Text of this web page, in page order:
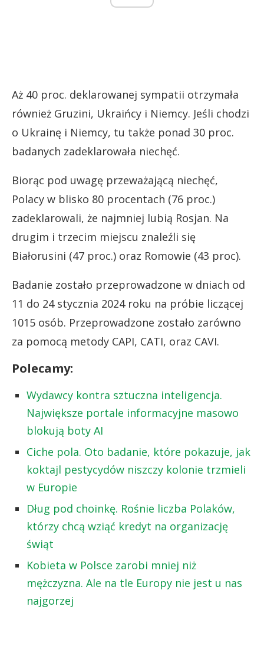
Aż 40 proc. deklarowanej sympatii otrzymała
również Gruzini, Ukraińcy i Niemcy. Jeśli chodzi
o Ukrainę i Niemcy, tu także ponad 30 proc.
badanych zadeklarowała niechęć.
Biorąc pod uwagę przeważającą niechęć,
Polacy w blisko 80 procentach (76 proc.)
zadeklarowali, że najmniej lubią Rosjan. Na
drugim i trzecim miejscu znaleźli się
Białorusini (47 proc.) oraz Romowie (43 proc).
Badanie zostało przeprowadzone w dniach od
11 do 24 stycznia 2024 roku na próbie liczącej
1015 osób. Przeprowadzone zostało zarówno
za pomocą metody CAPI, CATI, oraz CAVI.
Polecamy:
Wydawcy kontra sztuczna inteligencja.
Największe portale informacyjne masowo
blokują boty AI
Ciche pola. Oto badanie, które pokazuje, jak
koktajl pestycydów niszczy kolonie trzmieli
w Europie
Dług pod choinkę. Rośnie liczba Polaków,
którzy chcą wziąć kredyt na organizację
świąt
Kobieta w Polsce zarobi mniej niż
mężczyzna. Ale na tle Europy nie jest u nas
najgorzej